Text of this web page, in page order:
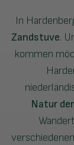
In
Zandstuve.
kommen
Natur